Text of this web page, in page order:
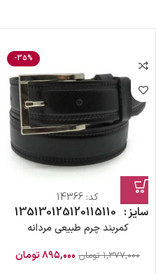
-35%
کد: 14366
سایز 110
115
120
125
130
135
کمربند چرم طبیعی مردانه
۱,۳۷۷,۰۰۰ تومان ۸۹۵,۰۰۰تومان